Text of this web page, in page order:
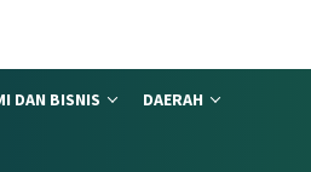
DAN BISNIS DAERAH